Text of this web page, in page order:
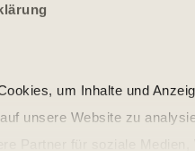
um Inhalte und
unsere Website zu